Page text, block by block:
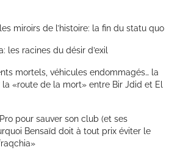
miroirs de l’histoire: la fin du statu quo
les racines du désir d’exil
mortels, véhicules endommagés… la
«route de la mort» entre Bir Jdid et El
pour sauver son club (et ses
Bensaïd doit à tout prix éviter le